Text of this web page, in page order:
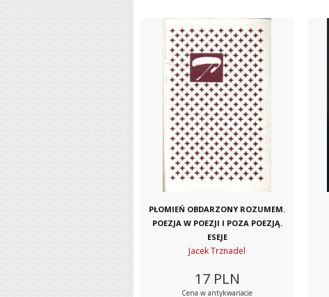
PŁOMIEŃ OBDARZONY ROZUMEM.
POEZJA W POEZJI I POZA POEZJĄ.
ESEJE
Jacek Trznadel
17 PLN
Cena w antykwariacie